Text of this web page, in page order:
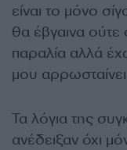
είναι το μόνο
θα έβγαινα
παραλία αλλά
μου
Τα λόγια της
ανέδειξαν όχι